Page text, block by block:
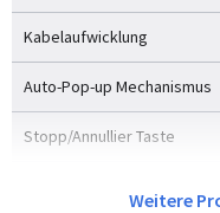
Kabelaufwicklung
Auto-Pop-up Mechanismus
Stopp/Annullier Taste
Weitere